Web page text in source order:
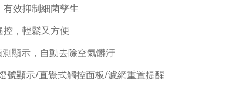
有效抑制細菌孳生
控，輕鬆又方便
顯示，自動去除空氣髒汙
號顯示/直覺式觸控面板/濾網重置提醒